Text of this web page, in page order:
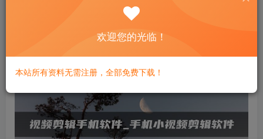
天，就让我们一起探索那些隐藏在手机应用商店中的创意宝
欢迎您的光临！
本站所有资料无需注册，全部免费下载！